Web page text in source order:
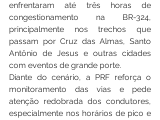
enfrentaram até três horas de
congestionamento na BR-324,
principalmente nos trechos que
passam por Cruz das Almas, Santo
Antônio de Jesus e outras cidades
com eventos de grande porte.
Diante do cenário, a PRF reforça o
monitoramento das vias e pede
atenção redobrada dos condutores,
especialmente nos horários de pico e